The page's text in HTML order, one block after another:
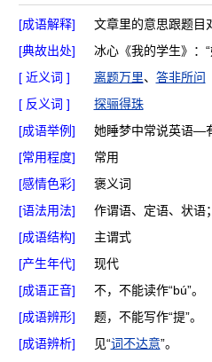
[成语解释]
文章里的意思跟题目
[典故出处]
冰心《我的学生》：
[ 近义词 ]
离题万里、 答非所问
[ 反义词 ]
探骊得珠
[成语举例]
她睡梦中常说英语—
[常用程度]
常用
[感情色彩]
褒义词
[语法用法]
作谓语、定语、状语
[成语结构]
主谓式
[产生年代]
现代
[成语正音]
不，不能读作“bú”。
[成语辨形]
题，不能写作“提”。
[成语辨析]
见“词不达意”。